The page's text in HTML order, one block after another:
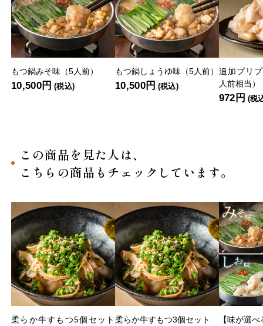
もつ鍋みそ味（5人前）
10,500円 (税込)
もつ鍋しょうゆ味（5人前）
10,500円 (税込)
追加プリ
人前相当）
972円 (税
この商品を見た人は、
こちらの商品もチェックしています。
柔らか牛すもつ5個セット 柔らか牛すもつ3個セット
【味が選